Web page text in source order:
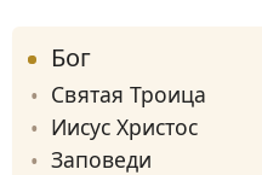
Бог
Святая Троица
Иисус Христос
Заповеди